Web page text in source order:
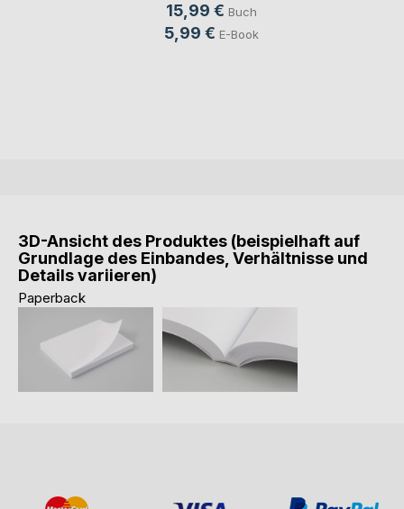
15,99 € Buch
5,99 € E-Book
3D-Ansicht des Produktes (beispielhaft auf
Grundlage des Einbandes, Verhältnisse und
Details variieren)
Paperback